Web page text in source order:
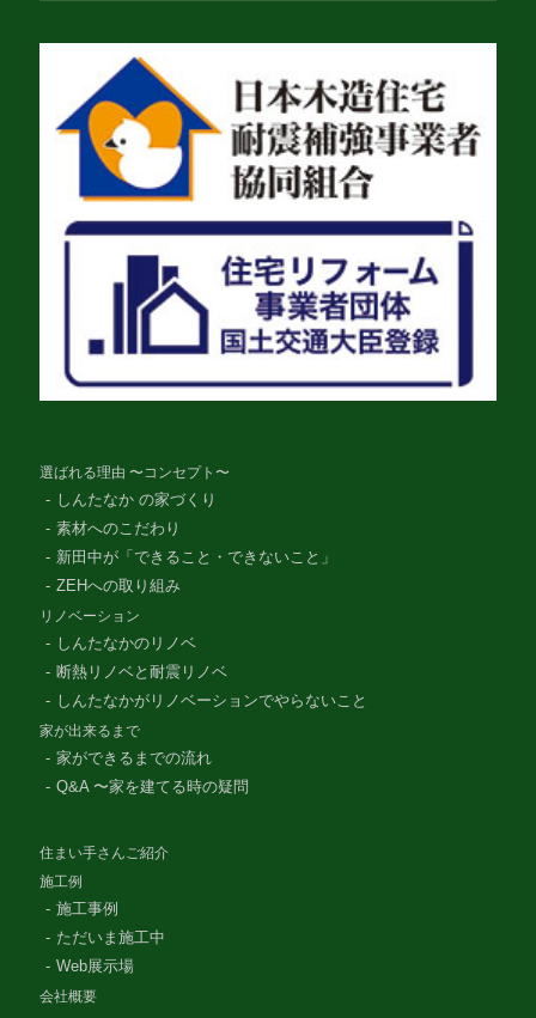
選ばれる理由 〜コンセプト〜
しんたなか の家づくり
素材へのこだわり
新田中が「できること・できないこと」
ZEHへの取り組み
リノベーション
しんたなかのリノベ
断熱リノベと耐震リノベ
しんたなかがリノベーションでやらないこと
家が出来るまで
家ができるまでの流れ
Q&A 〜家を建てる時の疑問
住まい手さんご紹介
施工例
施工事例
ただいま施工中
Web展示場
会社概要